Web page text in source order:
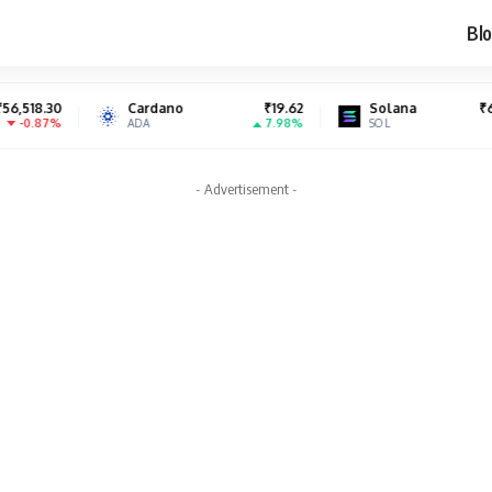
Cardano ₹19.62
ADA 7.98%
Solana ₹6,984.70
SOL
- Advertisement -